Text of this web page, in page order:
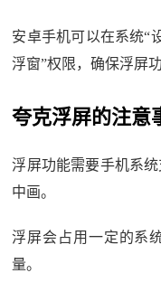
安卓手机可以在系统“
浮窗”权限，确保浮屏
夸克浮屏的注意
浮屏功能需要手机系
中画。
浮屏会占用一定的系
量。